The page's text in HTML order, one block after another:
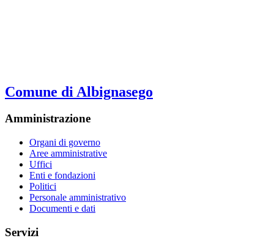
Comune di Albignasego
Amministrazione
Organi di governo
Aree amministrative
Uffici
Enti e fondazioni
Politici
Personale amministrativo
Documenti e dati
Servizi